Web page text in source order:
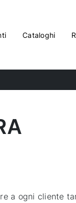
Cataloghi
a ogni cliente